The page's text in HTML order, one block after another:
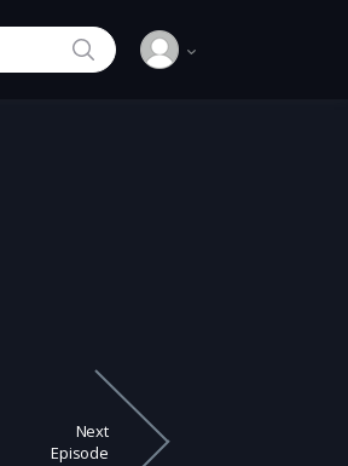
SEARCH
Next
Episode